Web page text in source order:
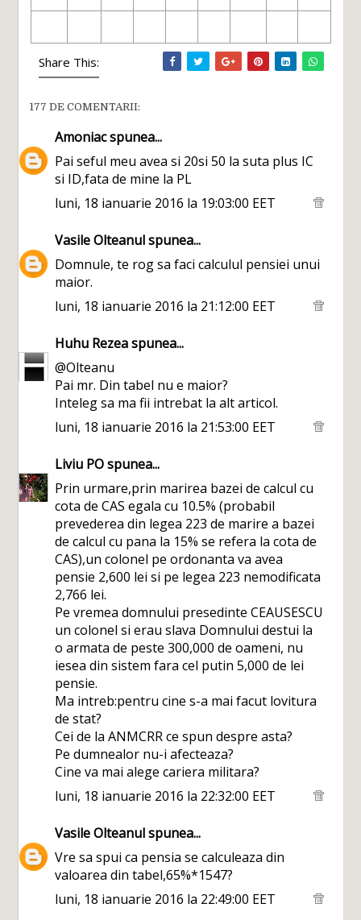
Share This:
177 DE COMENTARII:
Amoniacspunea...
Pai seful meu avea si 20si 50 la suta plus IC
si ID,fata de mine la PL
luni, 18 ianuarie 2016 la 19:03:00 EET
Vasile Olteanulspunea...
Domnule, te rog sa faci calculul pensiei unui
maior.
luni, 18 ianuarie 2016 la 21:12:00 EET
Huhu Rezeaspunea...
@Olteanu
Pai mr. Din tabel nu e maior?
Inteleg sa ma fii intrebat la alt articol.
luni, 18 ianuarie 2016 la 21:53:00 EET
Liviu POspunea...
Prin urmare,prin marirea bazei de calcul cu
cota de CAS egala cu 10.5% (probabil
prevederea din legea 223 de marire a bazei
de calcul cu pana la 15% se refera la cota de
CAS),un colonel pe ordonanta va avea
pensie 2,600 lei si pe legea 223 nemodificata
2,766 lei.
Pe vremea domnului presedinte CEAUSESCU
un colonel si erau slava Domnului destui la
o armata de peste 300,000 de oameni, nu
iesea din sistem fara cel putin 5,000 de lei
pensie.
Ma intreb:pentru cine s-a mai facut lovitura
de stat?
Cei de la ANMCRR ce spun despre asta?
Pe dumnealor nu-i afecteaza?
Cine va mai alege cariera militara?
luni, 18 ianuarie 2016 la 22:32:00 EET
Vasile Olteanulspunea...
Vre sa spui ca pensia se calculeaza din
valoarea din tabel,65%*1547?
luni, 18 ianuarie 2016 la 22:49:00 EET